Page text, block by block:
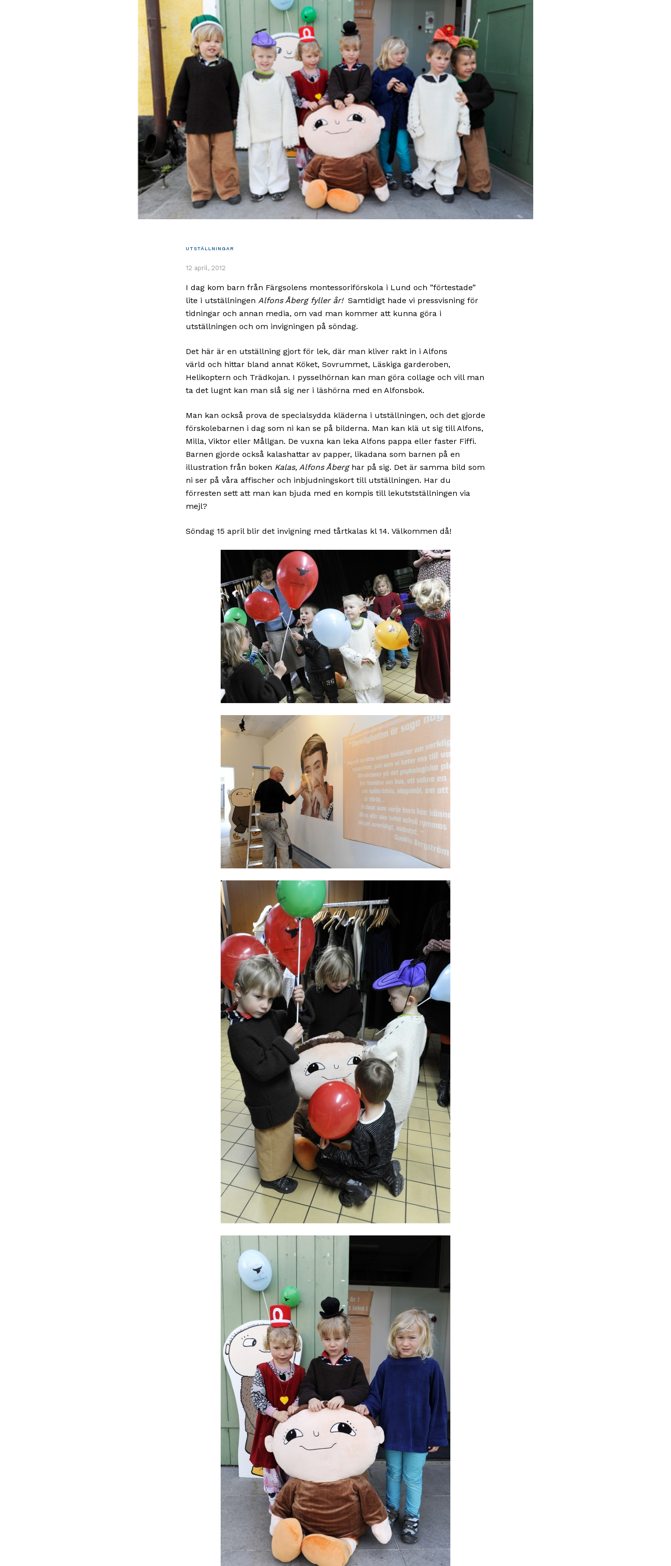
UTSTÄLLNINGAR
12 april, 2012
I dag kom barn från Färgsolens montessoriförskola i Lund och ”förtestade”
lite i utställningen Alfons Åberg fyller år!Samtidigt hade vi pressvisning för
tidningar och annan media, om vad man kommer att kunna göra i
utställningen och om invigningen på söndag.
Det här är en utställning gjort för lek, där man kliver rakt in i Alfons
värld och hittar bland annat Köket, Sovrummet, Läskiga garderoben,
Helikoptern och Trädkojan. I pysselhörnan kan man göra collage och vill man
ta det lugnt kan man slå sig ner i läshörna med en Alfonsbok.
Man kan också prova de specialsydda kläderna i utställningen, och det gjorde
förskolebarnen i dag som ni kan se på bilderna. Man kan klä ut sig till Alfons,
Milla, Viktor eller Mållgan. De vuxna kan leka Alfons pappa eller faster Fiffi.
Barnen gjorde också kalashattar av papper, likadana som barnen på en
illustration från boken Kalas, Alfons Åberghar på sig. Det är samma bild som
ni ser på våra affischer och inbjudningskort till utställningen. Har du
förresten sett att man kan bjuda med en kompis till lekutstställningen via
mejl?
Söndag 15 april blir det invigning med tårtkalas kl 14. Välkommen då!